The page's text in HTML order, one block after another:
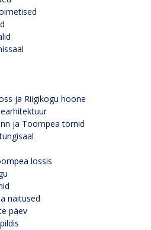
ja Riigikogu hoone
ja Toompea tornid
lossis
näitused
päev